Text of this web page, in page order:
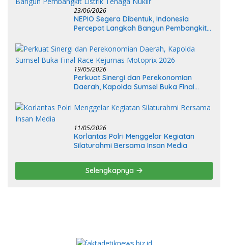
23/06/2026
NEPIO Segera Dibentuk, Indonesia
Percepat Langkah Bangun Pembangkit
19/05/2026
Perkuat Sinergi dan Perekonomian
Daerah, Kapolda Sumsel Buka Final
11/05/2026
Korlantas Polri Menggelar Kegiatan
Silaturahmi Bersama Insan Media
Selengkapnya